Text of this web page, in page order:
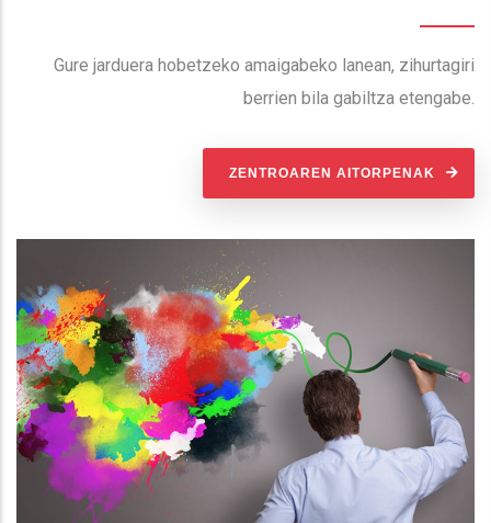
Gure jarduera hobetzeko amaigabeko lanean, zihurtagiri
berrien bila gabiltza etengabe.
ZENTROAREN AITORPENAK